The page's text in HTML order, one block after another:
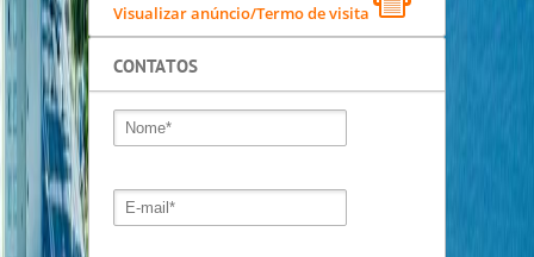
Visualizar anúncio/Termo de visita
CONTATOS